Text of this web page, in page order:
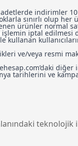
indirimler
sınırlı olup
ürünler normal
iptal edilmesi
kullanan
ve/veya resmi
tarihlerini ve